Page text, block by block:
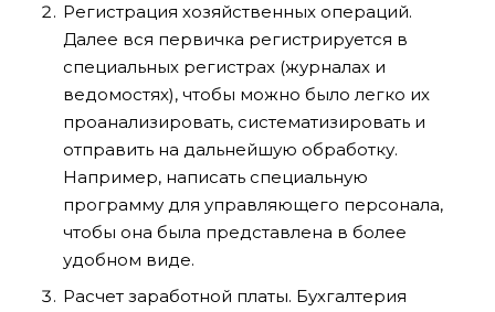
Регистрация хозяйственных операций.
Далее вся первичка регистрируется в
специальных регистрах (журналах и
ведомостях), чтобы можно было легко их
проанализировать, систематизировать и
отправить на дальнейшую обработку.
Например, написать специальную
программу для управляющего персонала,
чтобы она была представлена в более
удобном виде.
Расчет заработной платы. Бухгалтерия